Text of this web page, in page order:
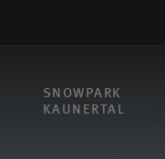
SNOWPARK
KAUNERTAL